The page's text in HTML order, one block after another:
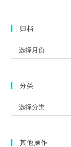
归档
档
选择月份
分类
类
选择分类
其他操作